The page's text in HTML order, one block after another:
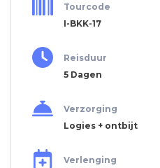
Tourcode
I-BKK-17
Reisduur
5 Dagen
Verzorging
Logies + ontbijt
Verlenging